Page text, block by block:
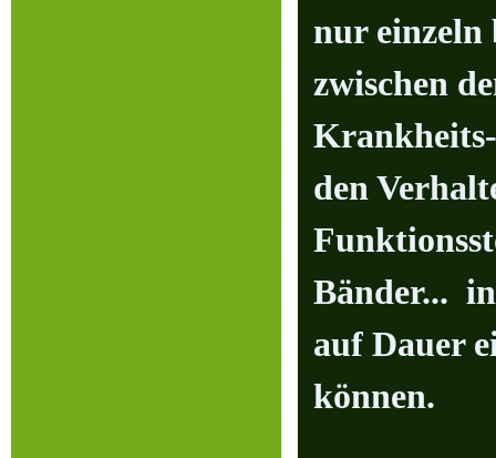
nur einzeln
zwischen
den
Bänder...
auf Dauer
können.